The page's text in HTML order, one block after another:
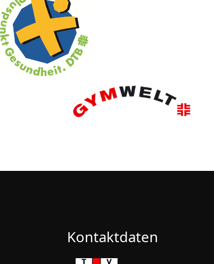
Kontaktdaten